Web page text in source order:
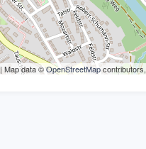
| Map data ©OpenStreetMapcontributors,